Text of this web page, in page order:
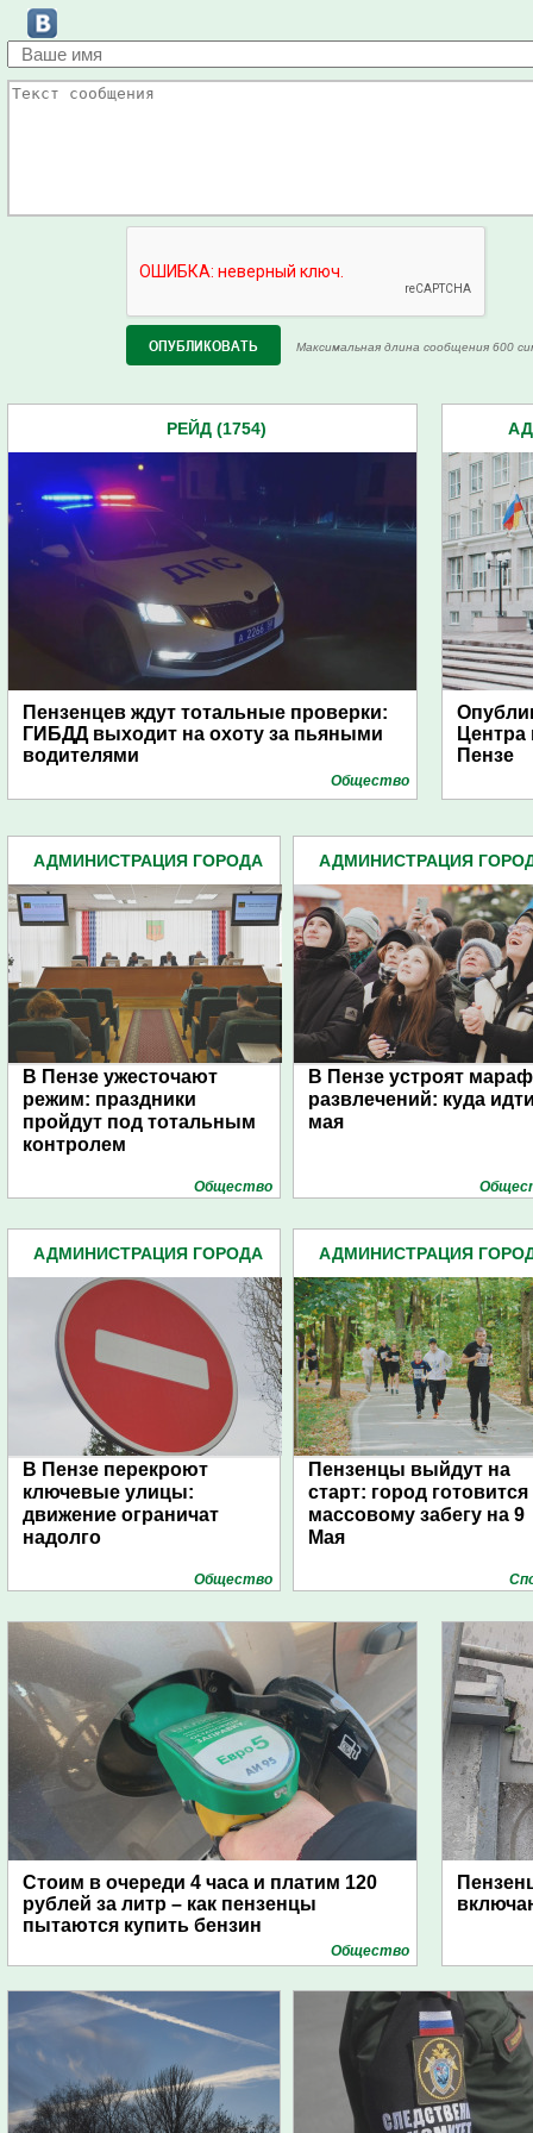
Максимальная длина сообщения 600
РЕЙД (1754)
Пензенцев ждут тотальные проверки:
ГИБДД выходит на охоту за пьяными
водителями
Общество
Пензе
АДМИНИСТРАЦИЯ ГОРОДА
В Пензе ужесточают
режим: праздники
пройдут под тотальным
контролем
Общество
АДМИНИСТРАЦИЯ
В Пензе устроят
развлечений: куда
мая
АДМИНИСТРАЦИЯ ГОРОДА
В Пензе перекроют
ключевые улицы:
движение ограничат
надолго
Общество
АДМИНИСТРАЦИЯ
Пензенцы выйдут на
старт: город готовится
массовому забегу на 9
Мая
Стоим в очереди 4 часа и платим 120
рублей за литр – как пензенцы
пытаются купить бензин
Общество